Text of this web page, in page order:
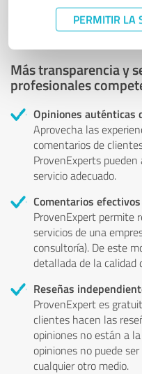
PERMITIR LA
Perfil activo desde
|
Más transparencia y
profesionales
Opiniones auténticas
Aprovecha las
comentarios de
ProvenExperts
servicio adecuado.
Comentarios
ProvenExpert permite
servicios de una
consultoría). De este
detallada de la calidad
Reseñas
ProvenExpert es
clientes hacen las
opiniones no están a
opiniones no puede
cualquier otro medio.